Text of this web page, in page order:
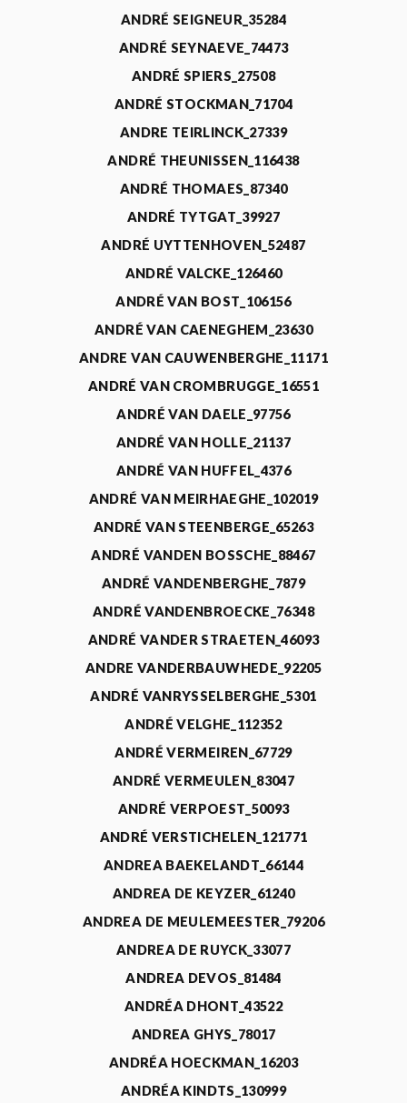
ANDRÉ SEIGNEUR_35284
ANDRÉ SEYNAEVE_74473
ANDRÉ SPIERS_27508
ANDRÉ STOCKMAN_71704
ANDRE TEIRLINCK_27339
ANDRÉ THEUNISSEN_116438
ANDRÉ THOMAES_87340
ANDRÉ TYTGAT_39927
ANDRÉ UYTTENHOVEN_52487
ANDRÉ VALCKE_126460
ANDRÉ VAN BOST_106156
ANDRÉ VAN CAENEGHEM_23630
ANDRE VAN CAUWENBERGHE_11171
ANDRÉ VAN CROMBRUGGE_16551
ANDRÉ VAN DAELE_97756
ANDRÉ VAN HOLLE_21137
ANDRÉ VAN HUFFEL_4376
ANDRÉ VAN MEIRHAEGHE_102019
ANDRÉ VAN STEENBERGE_65263
ANDRÉ VANDEN BOSSCHE_88467
ANDRÉ VANDENBERGHE_7879
ANDRÉ VANDENBROECKE_76348
ANDRÉ VANDER STRAETEN_46093
ANDRE VANDERBAUWHEDE_92205
ANDRÉ VANRYSSELBERGHE_5301
ANDRÉ VELGHE_112352
ANDRÉ VERMEIREN_67729
ANDRÉ VERMEULEN_83047
ANDRÉ VERPOEST_50093
ANDRÉ VERSTICHELEN_121771
ANDREA BAEKELANDT_66144
ANDREA DE KEYZER_61240
ANDREA DE MEULEMEESTER_79206
ANDREA DE RUYCK_33077
ANDREA DEVOS_81484
ANDRÉA DHONT_43522
ANDREA GHYS_78017
ANDRÉA HOECKMAN_16203
ANDRÉA KINDTS_130999